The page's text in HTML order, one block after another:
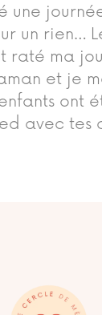
une
un rien…
raté ma
et je
ont
avec tes